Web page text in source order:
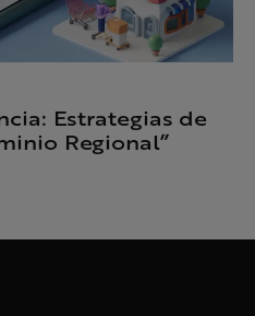
Estrategias de
Regional”